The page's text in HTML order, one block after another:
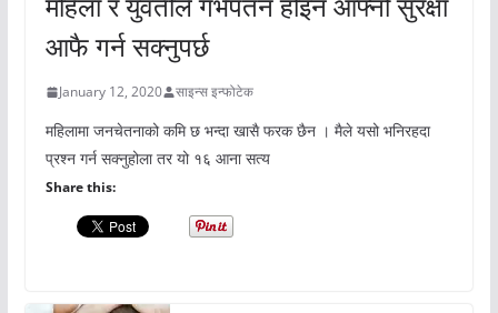
आफै गर्न सक्नुपर्छ
January 12, 2020 साइन्स इन्फोटेक
महिलामा जनचेतनाको कमि छ भन्दा खासै फरक छैन । मैले यसो भनिरहदा
प्रश्न गर्न सक्नुहोला तर यो १६ आना सत्य
Share this: